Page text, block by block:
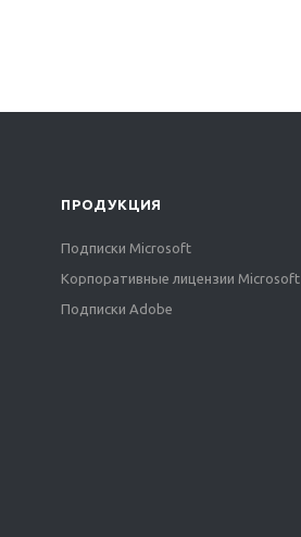
ПРОДУКЦИЯ
Подписки Microsoft
Корпоративные лицензии Microsoft
Подписки Adobe